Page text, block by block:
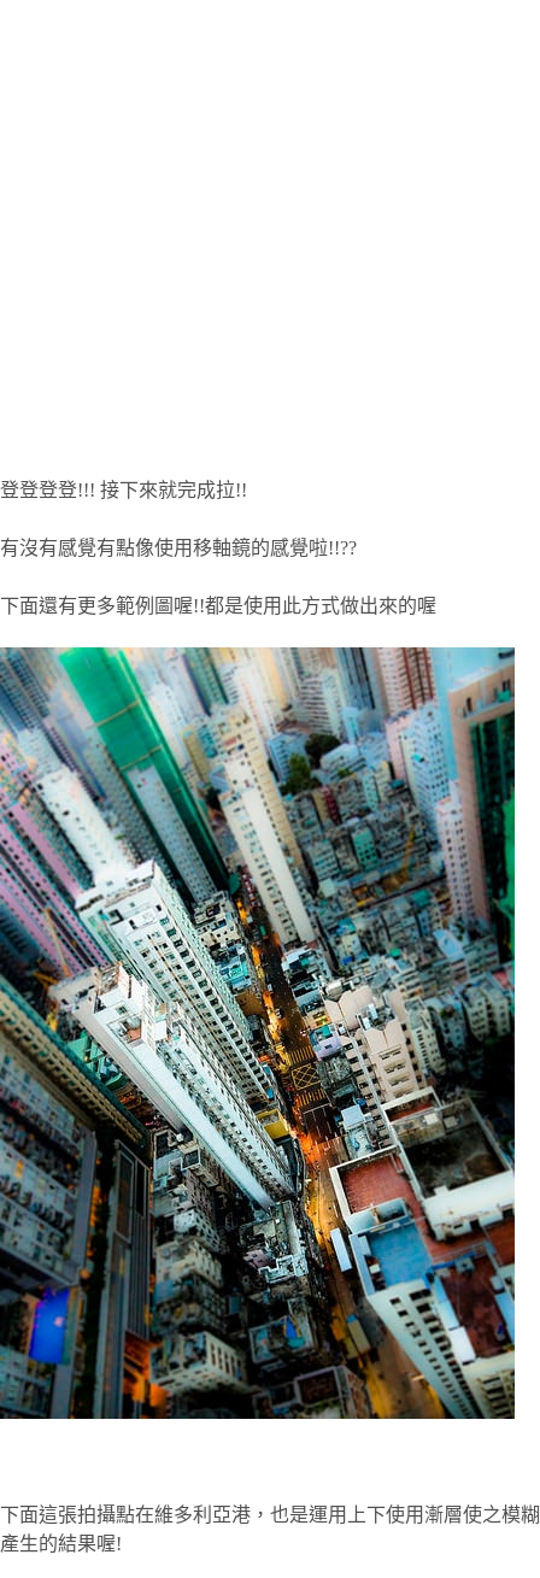
登登登登!!! 接下來就完成拉!!
有沒有感覺有點像使用移軸鏡的感覺啦!!??
下面還有更多範例圖喔!!都是使用此方式做出來的喔
下面這張拍攝點在維多利亞港，也是運用上下使用漸層使之模糊
產生的結果喔!